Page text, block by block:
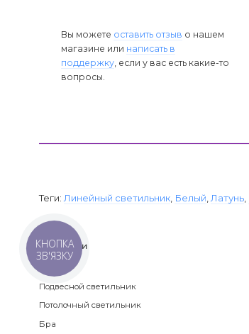
Вы можете оставить отзыв о нашем
магазине или написать в
поддержку, если у вас есть какие-то
вопросы.
Теги: Линейный светильник Белый Латунь
Категории
Подвесной светильник
Потолочный светильник
Бра
КНОПКА
ЗВ'ЯЗКУ